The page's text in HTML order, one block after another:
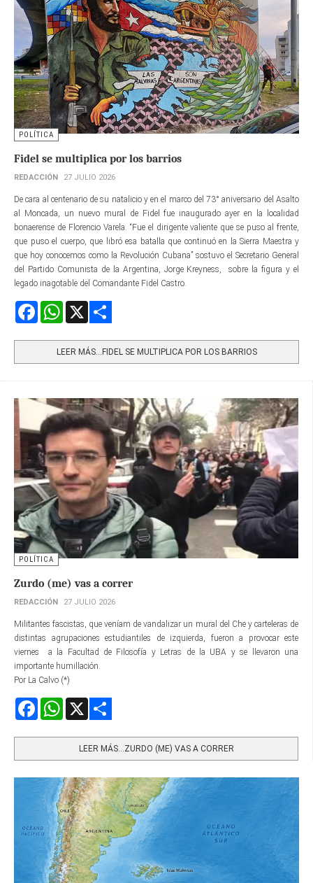
POLÍTICA
Fidel se multiplica por los barrios
REDACCIÓN 27 JULIO 2026
De cara al centenario de su natalicio y en el marco del 73° aniversario del Asalto
al Moncada, un nuevo mural de Fidel fue inaugurado ayer en la localidad
bonaerense de Florencio Varela. “Fue el dirigente valiente que se puso al frente,
que puso el cuerpo, que libró esa batalla que continuó en la Sierra Maestra y
que hoy conocemos como la Revolución Cubana” sostuvo el Secretario General
del Partido Comunista de la Argentina, Jorge Kreyness, sobre la figura y el
legado inagotable del Comandante Fidel Castro.
FacebookWhatsApp
LEER MÁS…FIDEL SE MULTIPLICA POR LOS BARRIOS
POLÍTICA
Zurdo (me) vas a correr
REDACCIÓN 27 JULIO 2026
Militantes fascistas, que veníam de vandalizar un mural del Che y carteleras de
distintas agrupaciones estudiantiles de izquierda, fueron a provocar este
viernes a la Facultad de Filosofía y Letras de la UBA y se llevaron una
importante humillación.
Por La Calvo (*)
FacebookWhatsApp
LEER MÁS…ZURDO (ME) VAS A CORRER